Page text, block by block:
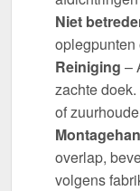
Niet
oplegpunten
Reiniging –
zachte
of
overlap,
volgens